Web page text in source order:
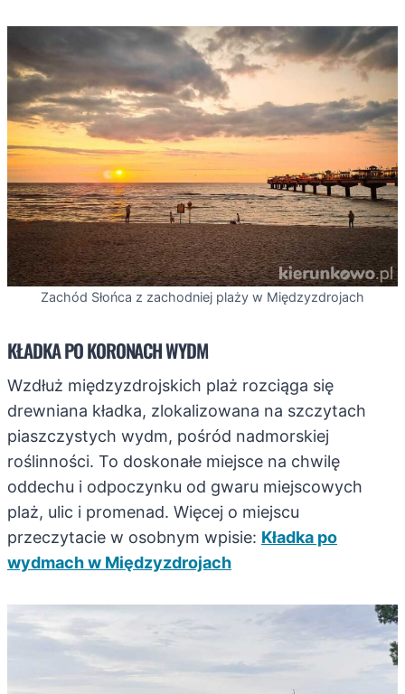
Zachód Słońca z zachodniej plaży w Międzyzdrojach
KŁADKA PO KORONACH WYDM
Wzdłuż międzyzdrojskich plaż rozciąga się
drewniana kładka, zlokalizowana na szczytach
piaszczystych wydm, pośród nadmorskiej
roślinności. To doskonałe miejsce na chwilę
oddechu i odpoczynku od gwaru miejscowych
plaż, ulic i promenad. Więcej o miejscu
przeczytacie w osobnym wpisie: Kładka po
wydmach w Międzyzdrojach